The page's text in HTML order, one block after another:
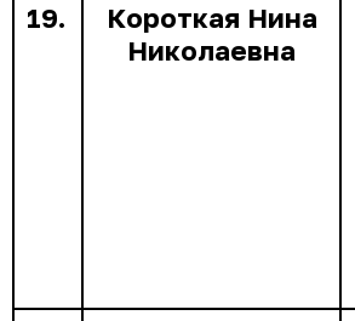
19.
Короткая Нина
Николаевна